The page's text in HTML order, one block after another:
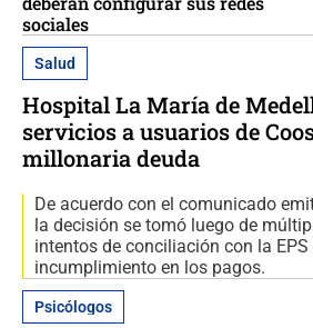
sociales
Salud
Hospital La María de
servicios a usuarios de
millonaria deuda
De acuerdo con el comunicado
la decisión se tomó luego de
intentos de conciliación con la
incumplimiento en los pagos.
Psicólogos